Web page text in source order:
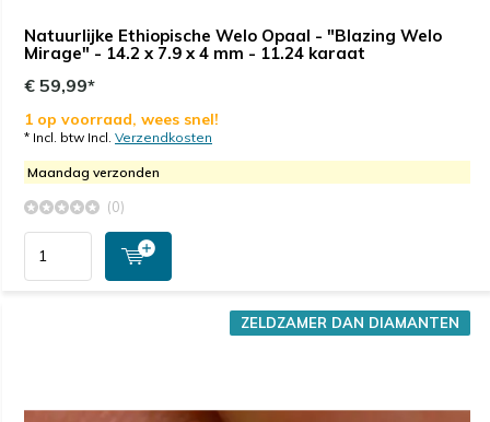
Natuurlijke Ethiopische Welo Opaal - "Blazing Welo
Mirage" - 14.2 x 7.9 x 4 mm - 11.24 karaat
€ 59,99*
1 op voorraad, wees snel!
* Incl. btw Incl. Verzendkosten
Maandag verzonden
(0)
ZELDZAMER DAN DIAMANTEN